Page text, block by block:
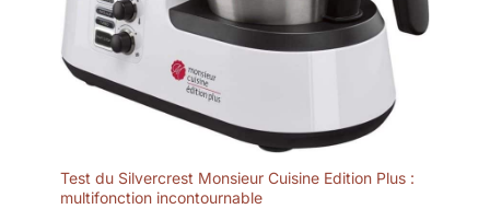
Test du Silvercrest Monsieur Cuisine Edition Plus :
multifonction incontournable